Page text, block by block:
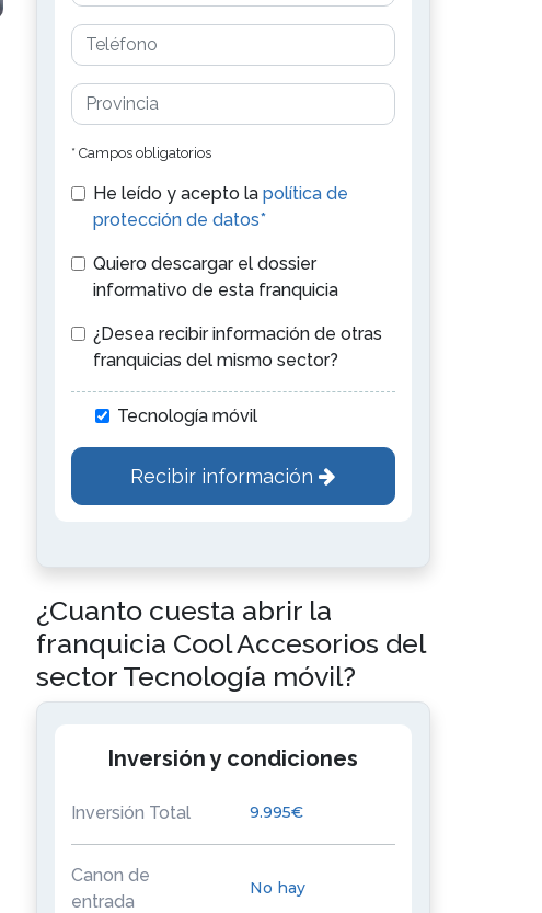
* Campos obligatorios
He leído y acepto la política de
protección de datos*
Quiero descargar el dossier
informativo de esta franquicia
¿Desea recibir información de otras
franquicias del mismo sector?
Tecnología móvil
Recibir información
¿Cuanto cuesta abrir la
franquicia Cool Accesorios del
sector Tecnología móvil?
Inversión y condiciones
Inversión Total 9.995€
Canon de
entrada
No hay